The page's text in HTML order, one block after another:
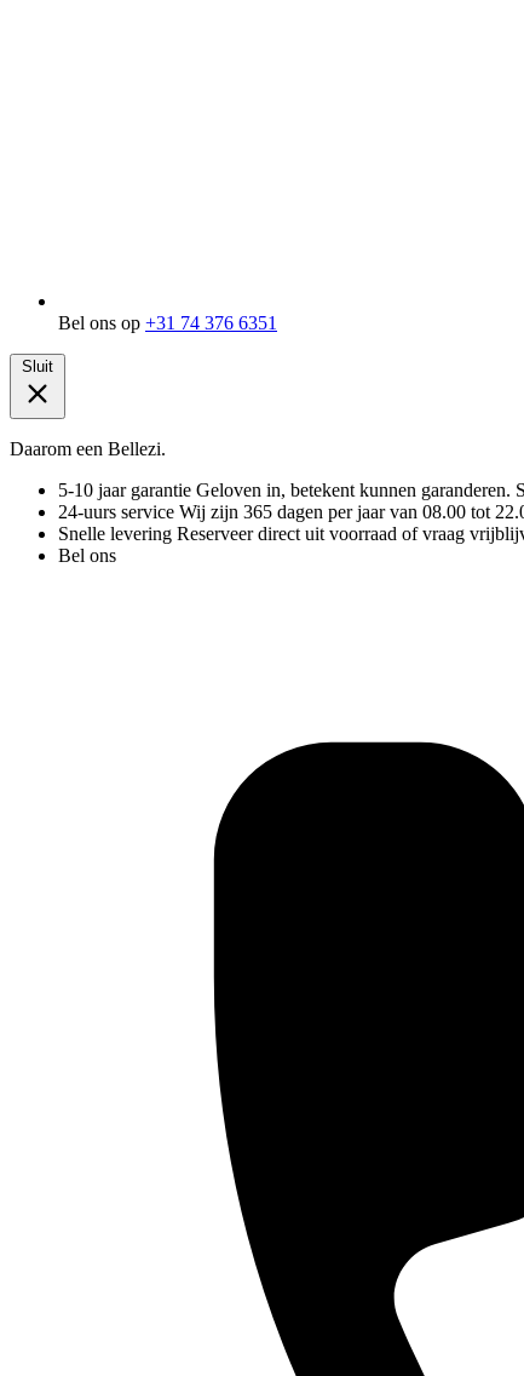
Bel ons op +31 74 376 6351
Sluit
Daarom een Bellezi.
5-10 jaar garantie Geloven in, betekent kunnen garanderen.
24-uurs service Wij zijn 365 dagen per jaar van 08.00 tot
Snelle levering Reserveer direct uit voorraad of vraag
Bel ons